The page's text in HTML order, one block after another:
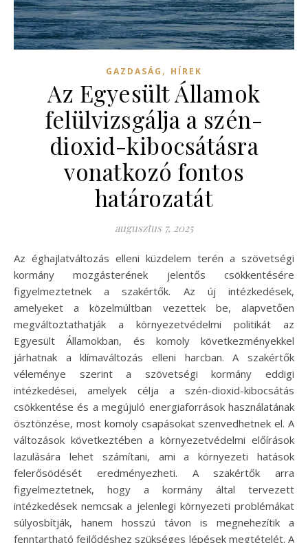
GAZDASÁG , HÍREK
Az Egyesült Államok
felülvizsgálja a szén-
dioxid-kibocsátásra
vonatkozó fontos
határozatát
augusztus 7, 2025
Az éghajlatváltozás elleni küzdelem terén a szövetségi
kormány mozgásterének jelentős csökkentésére
figyelmeztetnek a szakértők. Az új intézkedések,
amelyeket a közelmúltban vezettek be, alapvetően
megváltoztathatják a környezetvédelmi politikát az
Egyesült Államokban, és komoly következményekkel
járhatnak a klímaváltozás elleni harcban. A szakértők
véleménye szerint a szövetségi kormány eddigi
intézkedései, amelyek célja a szén-dioxid-kibocsátás
csökkentése és a megújuló energiaforrások használatának
ösztönzése, most komoly csapásokat szenvedhetnek el. A
változások következtében a környezetvédelmi előírások
lazulására lehet számítani, ami a környezeti hatások
felerősödését eredményezheti. A szakértők arra
figyelmeztetnek, hogy a kormány által tervezett
intézkedések nemcsak a jelenlegi környezeti problémákat
súlyosbítják, hanem hosszú távon is megnehezítik a
fenntartható fejlődéshez szükséges lépések megtételét. A